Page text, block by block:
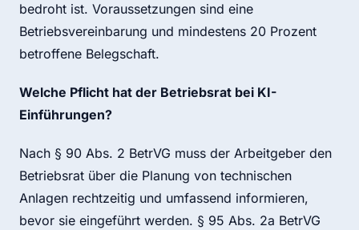
bedroht ist. Voraussetzungen sind eine
Betriebsvereinbarung und mindestens 20 Prozent
betroffene Belegschaft.
Welche Pflicht hat der Betriebsrat bei KI-
Einführungen?
Nach § 90 Abs. 2 BetrVG muss der Arbeitgeber den
Betriebsrat über die Planung von technischen
Anlagen rechtzeitig und umfassend informieren,
bevor sie eingeführt werden. § 95 Abs. 2a BetrVG